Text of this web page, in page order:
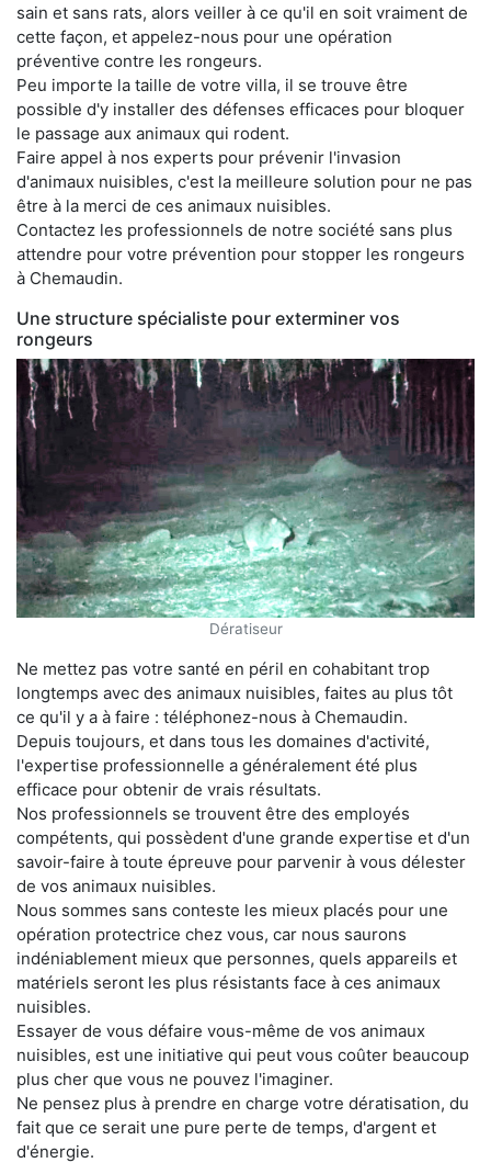
sain et sans rats, alors veiller à ce qu'il en soit vraiment de
cette façon, et appelez-nous pour une opération
préventive contre les rongeurs.
Peu importe la taille de votre villa, il se trouve être
possible d'y installer des défenses efficaces pour bloquer
le passage aux animaux qui rodent.
Faire appel à nos experts pour prévenir l'invasion
d'animaux nuisibles, c'est la meilleure solution pour ne pas
être à la merci de ces animaux nuisibles.
Contactez les professionnels de notre société sans plus
attendre pour votre prévention pour stopper les rongeurs
à Chemaudin.
Une structure spécialiste pour exterminer vos
rongeurs
Dératiseur
Ne mettez pas votre santé en péril en cohabitant trop
longtemps avec des animaux nuisibles, faites au plus tôt
ce qu'il y a à faire : téléphonez-nous à Chemaudin.
Depuis toujours, et dans tous les domaines d'activité,
l'expertise professionnelle a généralement été plus
efficace pour obtenir de vrais résultats.
Nos professionnels se trouvent être des employés
compétents, qui possèdent d'une grande expertise et d'un
savoir-faire à toute épreuve pour parvenir à vous délester
de vos animaux nuisibles.
Nous sommes sans conteste les mieux placés pour une
opération protectrice chez vous, car nous saurons
indéniablement mieux que personnes, quels appareils et
matériels seront les plus résistants face à ces animaux
nuisibles.
Essayer de vous défaire vous-même de vos animaux
nuisibles, est une initiative qui peut vous coûter beaucoup
plus cher que vous ne pouvez l'imaginer.
Ne pensez plus à prendre en charge votre dératisation, du
fait que ce serait une pure perte de temps, d'argent et
d'énergie.